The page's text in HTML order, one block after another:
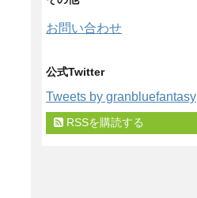
お問い合わせ
公式Twitter
Tweets by granbluefantasy
RSSを購読する